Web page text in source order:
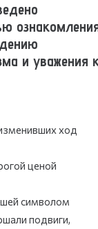
и уважения
ход
ценой
символом
подвиги,